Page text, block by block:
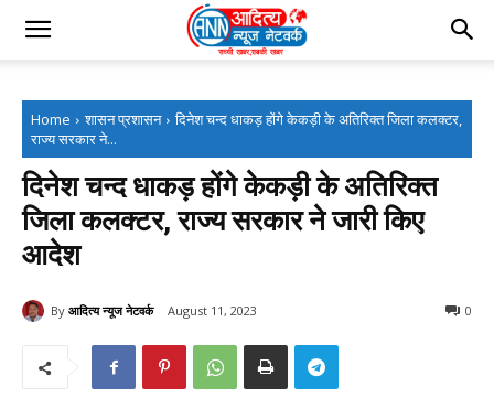
Home शासन प्रशासन
दिनेश चन्द धाकड़ होंगे केकड़ी के अतिरिक्त जिला कलक्टर,
राज्य सरकार ने...
दिनेश चन्द धाकड़ होंगे केकड़ी के अतिरिक्त
जिला कलक्टर, राज्य सरकार ने जारी किए
आदेश
By आदित्य न्यूज नेटवर्क August 11, 2023 0